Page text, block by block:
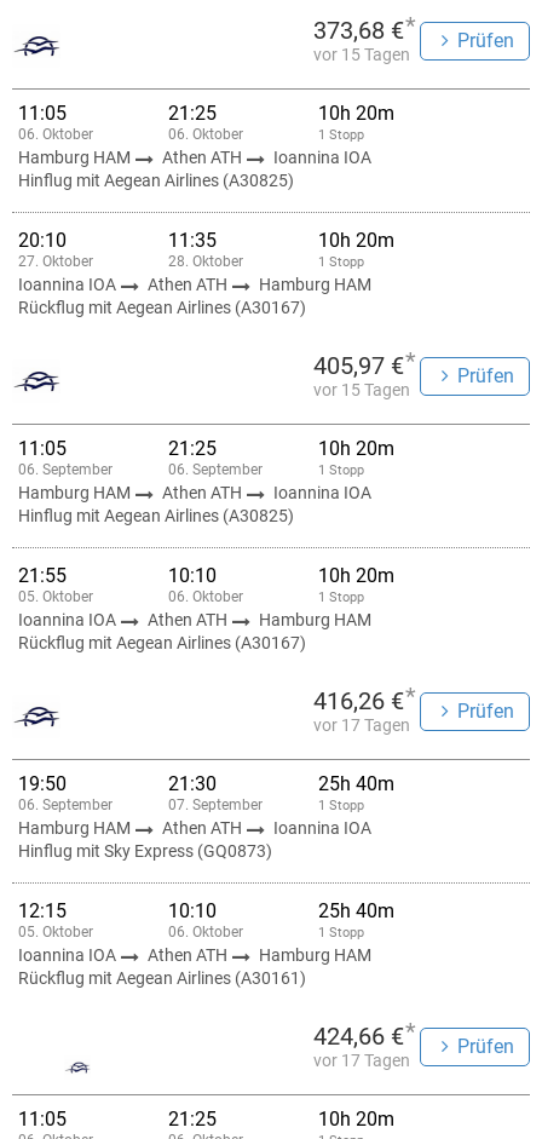
373,68 €*
vor 15 Tagen
Prüfen
11:05
06. Oktober
21:25
06. Oktober
10h 20m
1 Stopp
Hamburg HAM Athen ATH
Ioannina IOA
Hinflug mit Aegean Airlines (A30825)
20:10
27. Oktober
11:35
28. Oktober
10h 20m
1 Stopp
Ioannina IOA Athen ATH
Hamburg HAM
Rückflug mit Aegean Airlines (A30167)
405,97 €*
vor 15 Tagen
Prüfen
11:05
06. September
21:25
06. September
10h 20m
1 Stopp
Hamburg HAM Athen ATH
Ioannina IOA
Hinflug mit Aegean Airlines (A30825)
21:55
05. Oktober
10:10
06. Oktober
10h 20m
1 Stopp
Ioannina IOA Athen ATH
Hamburg HAM
Rückflug mit Aegean Airlines (A30167)
416,26 €*
vor 17 Tagen
Prüfen
19:50
06. September
21:30
07. September
25h 40m
1 Stopp
Hamburg HAM Athen ATH
Ioannina IOA
Hinflug mit Sky Express (GQ0873)
12:15
05. Oktober
10:10
06. Oktober
25h 40m
1 Stopp
Ioannina IOA Athen ATH
Hamburg HAM
Rückflug mit Aegean Airlines (A30161)
424,66 €*
vor 17 Tagen
Prüfen
11:05 21:25 10h 20m